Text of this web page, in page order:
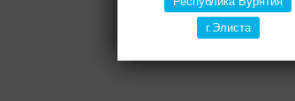
г.Элиста